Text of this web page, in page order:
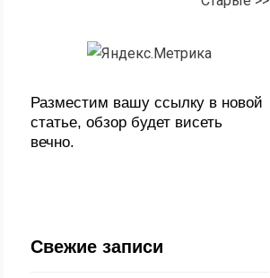
Разместим вашу ссылку в новой
статье, обзор будет висеть
вечно.
Свежие записи